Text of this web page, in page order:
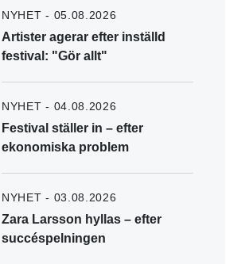
NYHET - 05.08.2026
Artister agerar efter inställd
festival: "Gör allt"
NYHET - 04.08.2026
Festival ställer in – efter
ekonomiska problem
NYHET - 03.08.2026
Zara Larsson hyllas – efter
succéspelningen